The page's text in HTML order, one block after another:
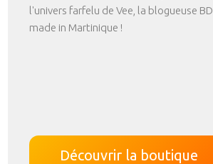
l'univers farfelu de Vee, la blogueuse BD
made in Martinique !
Découvrir la boutique